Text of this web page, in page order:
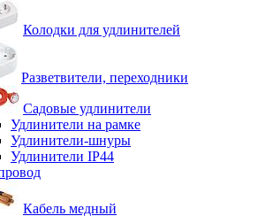
Колодки для удлинителей
Разветвители, переходники
Садовые удлинители
Удлинители на рамке
Удлинители-шнуры
Удлинители IP44
Кабель медный